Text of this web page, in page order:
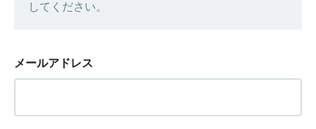
してください。
メールアドレス